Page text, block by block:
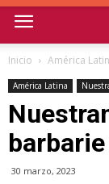
Inicio América
América Latina
30 marzo, 2023